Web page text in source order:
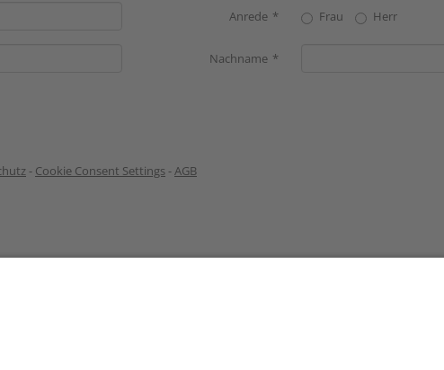
Anrede Frau Herr
Nachname
- Cookie Consent Settings-AGB